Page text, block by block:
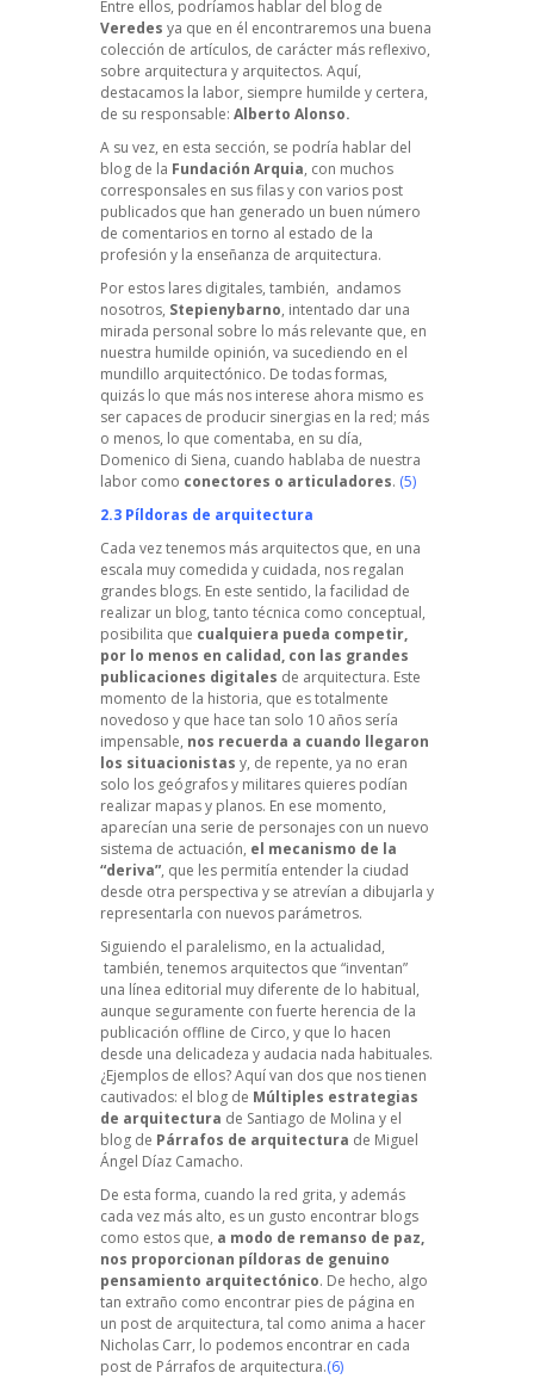
Entre ellos, podríamos hablar del blog de
Veredes ya que en él encontraremos una buena
colección de artículos, de carácter más reflexivo,
sobre arquitectura y arquitectos. Aquí,
destacamos la labor, siempre humilde y certera,
de su responsable: Alberto Alonso.
A su vez, en esta sección, se podría hablar del
blog de la Fundación Arquia, con muchos
corresponsales en sus filas y con varios post
publicados que han generado un buen número
de comentarios en torno al estado de la
profesión y la enseñanza de arquitectura.
Por estos lares digitales, también, andamos
nosotros, Stepienybarno, intentado dar una
mirada personal sobre lo más relevante que, en
nuestra humilde opinión, va sucediendo en el
mundillo arquitectónico. De todas formas,
quizás lo que más nos interese ahora mismo es
ser capaces de producir sinergias en la red; más
o menos, lo que comentaba, en su día,
Domenico di Siena, cuando hablaba de nuestra
labor como conectores o articuladores. (5)
2.3 Píldoras de arquitectura
Cada vez tenemos más arquitectos que, en una
escala muy comedida y cuidada, nos regalan
grandes blogs. En este sentido, la facilidad de
realizar un blog, tanto técnica como conceptual,
posibilita que cualquiera pueda competir,
por lo menos en calidad, con las grandes
publicaciones digitales de arquitectura. Este
momento de la historia, que es totalmente
novedoso y que hace tan solo 10 años sería
impensable, nos recuerda a cuando llegaron
los situacionistas y, de repente, ya no eran
solo los geógrafos y militares quieres podían
realizar mapas y planos. En ese momento,
aparecían una serie de personajes con un nuevo
sistema de actuación, el mecanismo de la
“deriva”, que les permitía entender la ciudad
desde otra perspectiva y se atrevían a dibujarla y
representarla con nuevos parámetros.
Siguiendo el paralelismo, en la actualidad,
también, tenemos arquitectos que “inventan”
una línea editorial muy diferente de lo habitual,
aunque seguramente con fuerte herencia de la
publicación offline de Circo, y que lo hacen
desde una delicadeza y audacia nada habituales.
¿Ejemplos de ellos? Aquí van dos que nos tienen
cautivados: el blog de Múltiples estrategias
de arquitectura de Santiago de Molina y el
blog de Párrafos de arquitectura de Miguel
Ángel Díaz Camacho.
De esta forma, cuando la red grita, y además
cada vez más alto, es un gusto encontrar blogs
como estos que, a modo de remanso de paz,
nos proporcionan píldoras de genuino
pensamiento arquitectónico. De hecho, algo
tan extraño como encontrar pies de página en
un post de arquitectura, tal como anima a hacer
Nicholas Carr, lo podemos encontrar en cada
post de Párrafos de arquitectura.(6)